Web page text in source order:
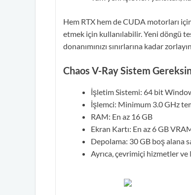
Hem RTX hem de CUDA motorları
etmek için kullanılabilir. Yeni döngü
donanımınızı sınırlarına kadar
Chaos V-Ray Sistem
İşletim Sistemi: 64 bit
İşlemci: Minimum 3.0 GHz
RAM: En az 16 GB
Ekran Kartı: En az 6 GB
Depolama: 30 GB boş alana
Ayrıca, çevrimiçi hizmetler